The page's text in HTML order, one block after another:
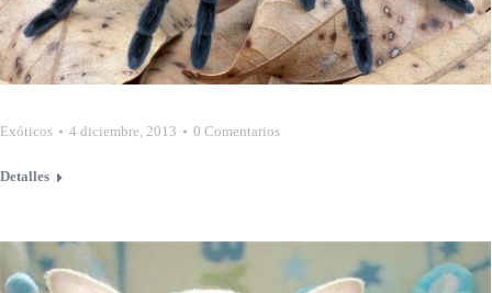
Exóticos 4 diciembre, 2013 0 Comentarios
Detalles